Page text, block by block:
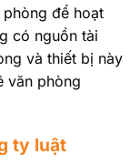
để hoạt
có nguồn tài
và thiết bị này
văn phòng
ty luật